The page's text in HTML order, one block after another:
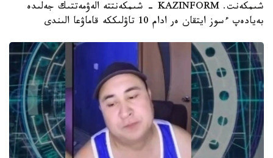
شىمكەنت. KAZINFORM - شىمكەنتتە الەۋمەتتىك جەلىدە
بەيادەپ ءسوز ايتقان ەر ادام 10 تاۋلىككە قاماۋعا الىندى